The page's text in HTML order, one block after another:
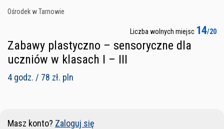
Ośrodek w Tarnowie
Liczba wolnych miejsc 14/20
Zabawy plastyczno – sensoryczne dla
uczniów w klasach I – III
4 godz. / 78 zł. pln
Masz konto? Zaloguj się